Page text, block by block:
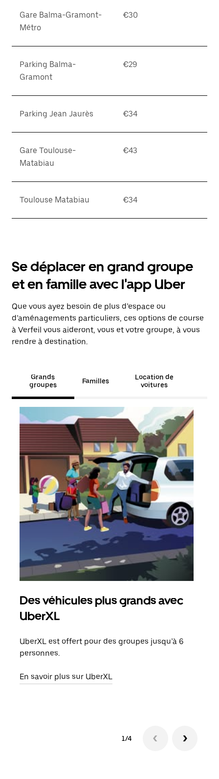
Gare Balma-Gramont-
Métro
€30
Parking Balma-
Gramont
€29
Parking Jean Jaurès €34
Gare Toulouse-
Matabiau
€43
Toulouse Matabiau €34
Se déplacer en grand groupe
et en famille avec l'app Uber
Que vous ayez besoin de plus d’espace ou
d’aménagements particuliers, ces options de course
à Verfeil vous aideront, vous et votre groupe, à vous
rendre à destination.
Grands
groupes
Familles
Location de
voitures
Des véhicules plus grands avec
UberXL
UberXL est offert pour des groupes jusqu’à 6
personnes.
En savoir plus sur UberXL
1/4